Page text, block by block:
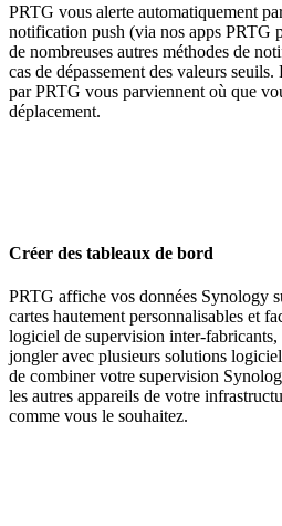
PRTG vous alerte automatiquement
notification push (via nos apps PRTG
de nombreuses autres méthodes de
cas de dépassement des valeurs
par PRTG vous parviennent où que
déplacement.
Créer des tableaux de bord
PRTG affiche vos données Synology
cartes hautement personnalisables et
logiciel de supervision inter-
jongler avec plusieurs solutions
de combiner votre supervision
les autres appareils de votre
comme vous le souhaitez.